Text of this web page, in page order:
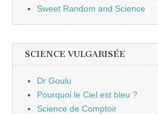
Sweet Random and Science
SCIENCE VULGARISÉE
Dr Goulu
Pourquoi le Ciel est bleu ?
Science de Comptoir